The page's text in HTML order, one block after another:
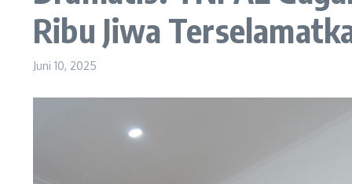
Ribu Jiwa
Juni 10, 2025